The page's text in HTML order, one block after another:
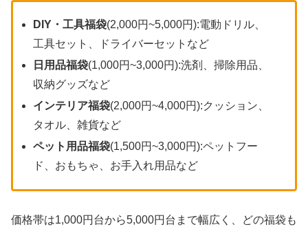
DIY・工具福袋(2,000円~5,000円):電動ドリル、
工具セット、ドライバーセットなど
日用品福袋(1,000円~3,000円):洗剤、掃除用品、
収納グッズなど
インテリア福袋(2,000円~4,000円):クッション、
タオル、雑貨など
ペット用品福袋(1,500円~3,000円):ペットフー
ド、おもちゃ、お手入れ用品など
価格帯は1,000円台から5,000円台まで幅広く、どの福袋も